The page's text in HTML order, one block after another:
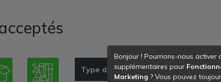
Type de déchet
Bonjour ! Pourrions-nous activer
supplémentaires pour
Marketing ? Vous pouvez